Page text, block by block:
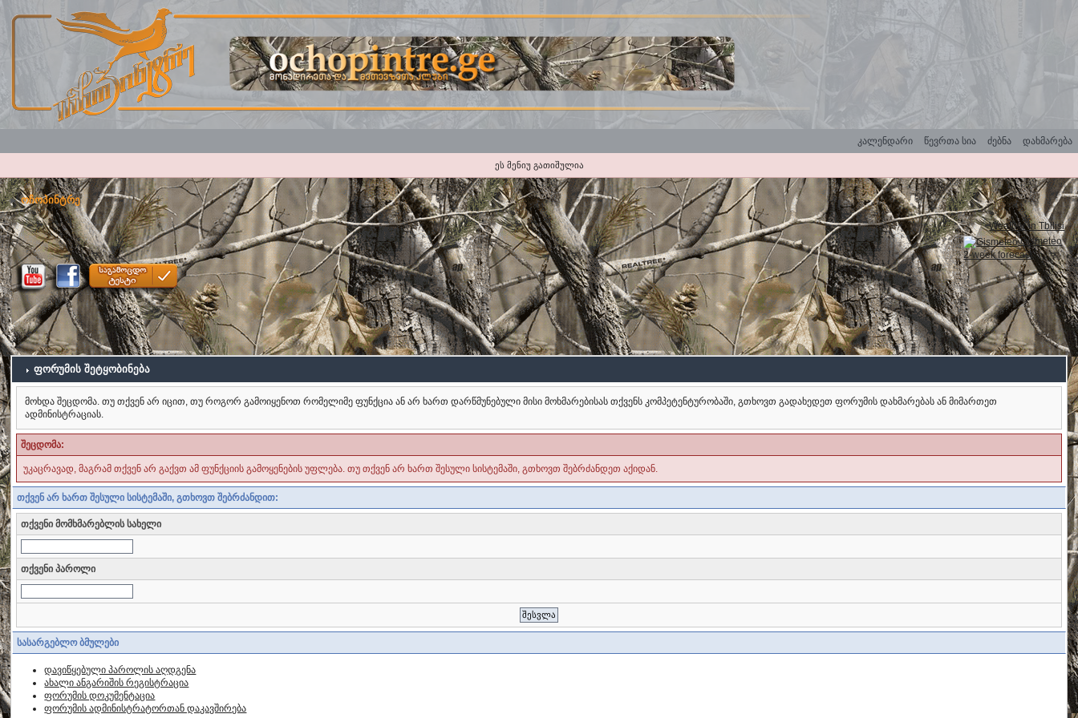
დახმარება
ძებნა
წევრთა სია
კალენდარი
ეს მენიუ გათიშულია
ოჩოპინტრე
Weather in Tbilisi
Gismeteo
2-week forecast
ფორუმის შეტყობინება
მოხდა შეცდომა. თუ თქვენ არ იცით, თუ როგორ გამოიყენოთ რომელიმე ფუნქცია ან არ ხართ დარწმუნებული მისი მოხმარებისას თქვენს კომპეტენტურობაში, გთხოვთ გადახედეთ ფორუმის დახმარებას ან მიმართეთ
ადმინისტრაციას.
შეცდომა:
უკაცრავად, მაგრამ თქვენ არ გაქვთ ამ ფუნქციის გამოყენების უფლება. თუ თქვენ არ ხართ შესული სისტემაში, გთხოვთ შებრძანდეთ აქიდან.
თქვენ არ ხართ შესული სისტემაში, გთხოვთ შებრძანდით:
თქვენი მომხმარებლის სახელი
თქვენი პაროლი
სასარგებლო ბმულები
დავიწყებული პაროლის აღდგენა
ახალი ანგარიშის რეგისტრაცია
ფორუმის დოკუმენტაცია
ფორუმის ადმინისტრატორთან დაკავშირება